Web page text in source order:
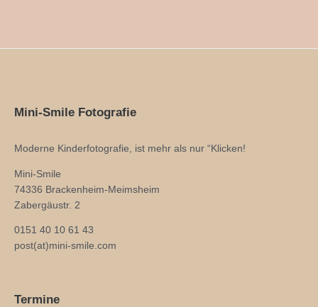
Mini-Smile Fotografie
Moderne Kinderfotografie, ist mehr als nur “Klicken!
Mini-Smile
74336 Brackenheim-Meimsheim
Zabergäustr. 2
0151 40 10 61 43
post(at)mini-smile.com
Termine